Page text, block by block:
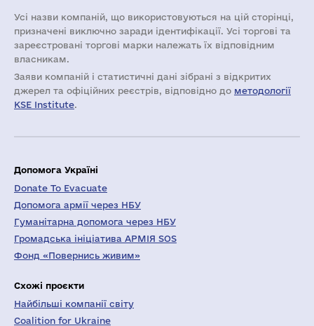
Усі назви компаній, що використовуються на цій сторінці,
призначені виключно заради ідентифікації. Усі торгові та
зареєстровані торгові марки належать їх відповідним
власникам.
Заяви компаній i статистичні дані зібрані з відкритих
джерел та офіційних реєстрів, відповідно до методології
KSE Institute.
Допомога Україні
Donate To Evacuate
Допомога армії через НБУ
Гуманітарна допомога через НБУ
Громадська ініціатива АРМІЯ SOS
Фонд «Повернись живим»
Схожі проєкти
Найбільші компанії світу
Coalition for Ukraine